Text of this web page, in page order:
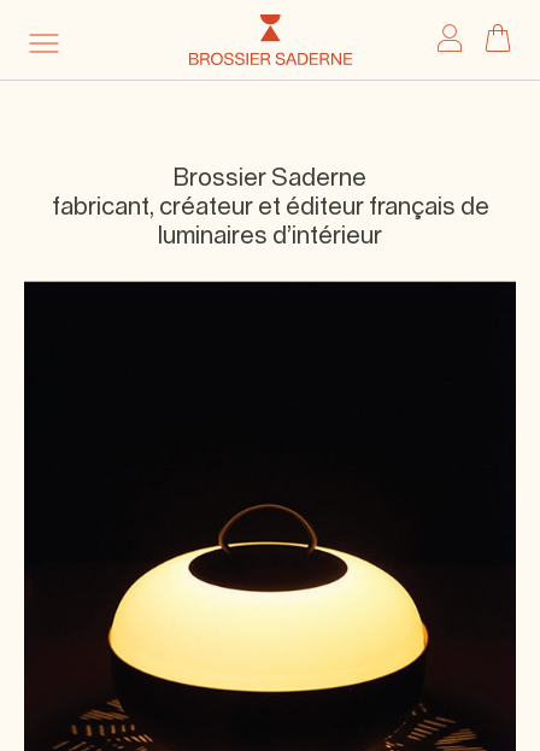
Brossier Saderne
fabricant, créateur et éditeur français de
luminaires d’intérieur